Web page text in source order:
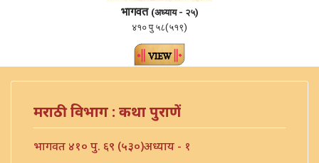
भागवत (अध्याय - २५)
४१० पु ५८(५१९)
मराठी विभाग : कथा पुराणें
भागवत ४१० पु. ६९ (५३०)अध्याय - १